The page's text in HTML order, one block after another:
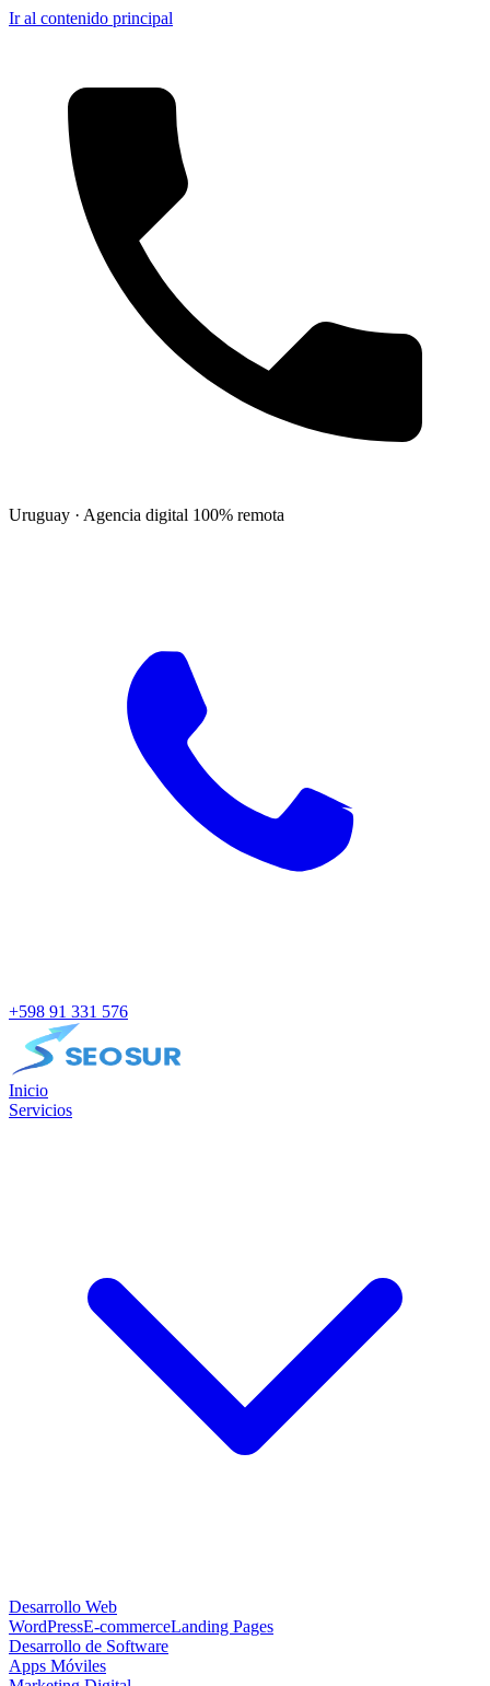
Ir al contenido principal
Uruguay · Agencia digital 100% remota
+598 91 331 576
Inicio
Servicios
Desarrollo Web
WordPressE-commerceLanding Pages
Desarrollo de Software
Apps Móviles